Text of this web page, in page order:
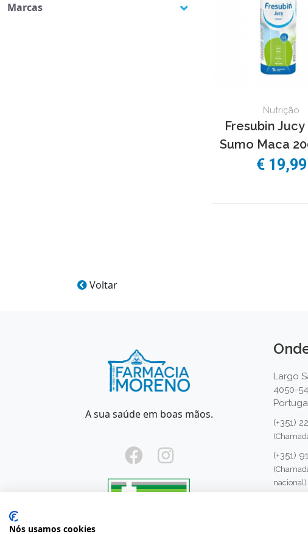
Marcas
Nutrição
Fresubin
Sumo Maca
€ 19,99
Voltar
A sua saúde em boas mãos.
Largo
4050-
(+351)
(+351)
nacional)
Nós usamos cookies